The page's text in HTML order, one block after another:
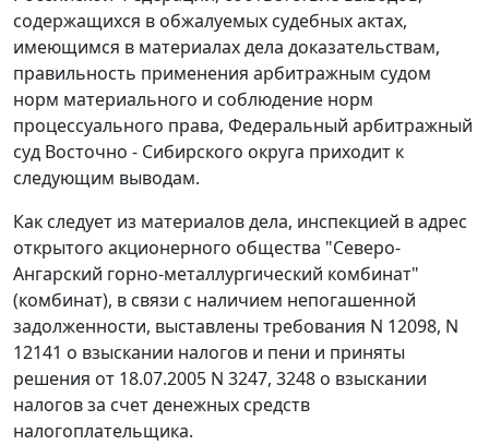
содержащихся в обжалуемых судебных актах,
имеющимся в материалах дела доказательствам,
правильность применения арбитражным судом
норм материального и соблюдение норм
процессуального права, Федеральный арбитражный
суд Восточно - Сибирского округа приходит к
следующим выводам.
Как следует из материалов дела, инспекцией в адрес
открытого акционерного общества "Северо-
Ангарский горно-металлургический комбинат"
(комбинат), в связи с наличием непогашенной
задолженности, выставлены требования N 12098, N
12141 о взыскании налогов и пени и приняты
решения от 18.07.2005 N 3247, 3248 о взыскании
налогов за счет денежных средств
налогоплательщика.